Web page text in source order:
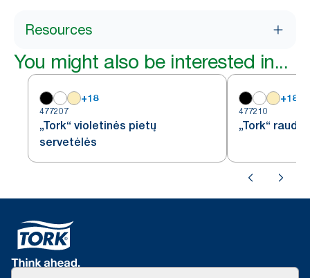
Resources
You might also be interested in...
+18
477207
„Tork“ violetinės pietų
servetėlės
+18
477210
„Tork“